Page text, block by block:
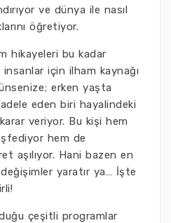
ve dünya ile nasıl
öğretiyor.
hikayeleri bu kadar
için ilham kaynağı
erken yaşta
eden biri hayalindeki
veriyor. Bu kişi hem
hem de
aşılıyor. Hani bazen en
yaratır ya… İşte
çeşitli programlar